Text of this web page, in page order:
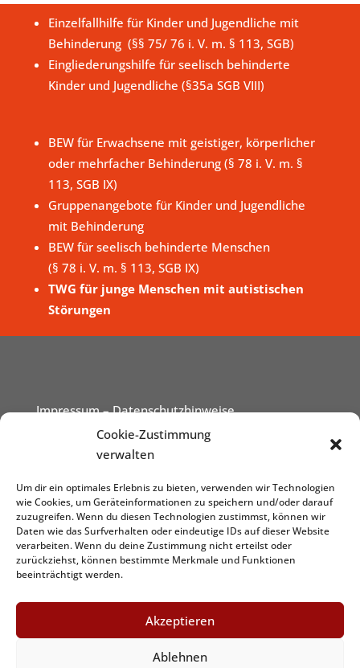
Cookie-Zustimmung
verwalten
Um dir ein optimales Erlebnis zu bieten, verwenden wir Technologien
wie Cookies, um Geräteinformationen zu speichern und/oder darauf
zuzugreifen. Wenn du diesen Technologien zustimmst, können wir
Daten wie das Surfverhalten oder eindeutige IDs auf dieser Website
verarbeiten. Wenn du deine Zustimmung nicht erteilst oder
zurückziehst, können bestimmte Merkmale und Funktionen
beeinträchtigt werden.
Akzeptieren
Ablehnen
Einzelfallhilfe für Kinder und Jugendliche mit
Behinderung (§§ 75/ 76 i. V. m. § 113, SGB)
Eingliederungshilfe für seelisch behinderte
Kinder und Jugendliche (§35a SGB VIII)
BEW für Erwachsene mit geistiger, körperlicher
oder mehrfacher Behinderung (§ 78 i. V. m. §
113, SGB IX)
Gruppenangebote für Kinder und Jugendliche
mit Behinderung
BEW für seelisch behinderte Menschen
(§ 78 i. V. m. § 113, SGB IX)
TWG für junge Menschen mit autistischen
Störungen
Impressum– Datenschutzhinweise